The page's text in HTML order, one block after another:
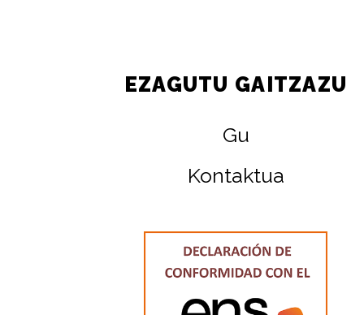
EZAGUTU GAITZAZU
Gu
Kontaktua